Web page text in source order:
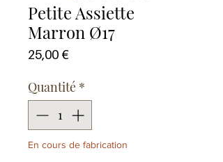
Petite Assiette
Marron Ø17
25,00 €Prix
Quantité *
En cours de fabrication